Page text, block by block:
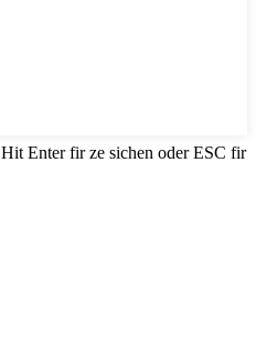
Hit Enter fir ze sichen oder ESC fir